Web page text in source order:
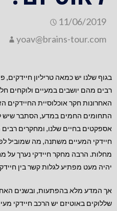
11/06/2019
yoav@brains-tour.com
בגוף שלנו יש כמאה טריליון
רבים מהם יושבים במעיים ולוקחים
האחרונות חקר אוכלוסיית החיידקים
התחומים החמים במדע, הסתבר שיש
אספקטים בחיים שלנו, ומחקרים
חיידקי המעיים משתנה, מה שמוביל
מחלות. הרבה מחקר חיידקי נערך על
יהיה מעט מפתיע לגלות קשר בין
אך המדע מלא בהפתעות, ובשנים
שללוקים באוטיזם יש הרכב חיידקי